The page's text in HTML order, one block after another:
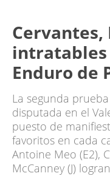
intratables
Enduro de
La segunda
disputada en el
puesto de
favoritos en cada
Antoine Meo (E2),
McCanney (J)